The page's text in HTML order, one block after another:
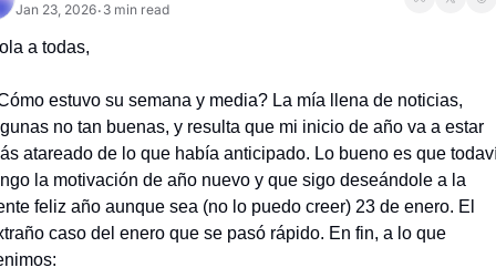
Jan 23, 2026• 3 min read
a todas,
estuvo su semana y media? La mía llena de noticias,
no tan buenas, y resulta que mi inicio de año va a estar
atareado de lo que había anticipado. Lo bueno es que
la motivación de año nuevo y que sigo deseándole a la
feliz año aunque sea (no lo puedo creer) 23 de enero. El
caso del enero que se pasó rápido. En fin, a lo que